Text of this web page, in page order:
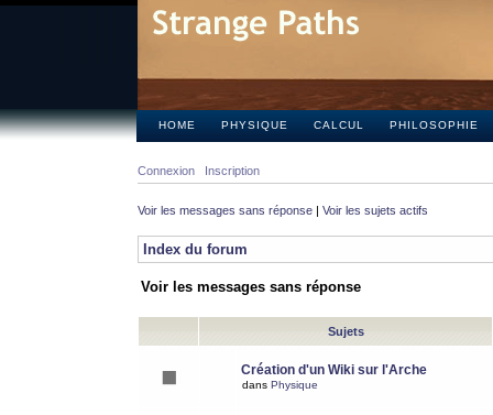
HOME PHYSIQUE CALCUL PHILOSOPHIE
Connexion Inscription
Voir les messages sans réponse | Voir les sujets actifs
Index du forum
Voir les messages sans réponse
Sujets
Création d'un Wiki sur l'Arche
dans Physique